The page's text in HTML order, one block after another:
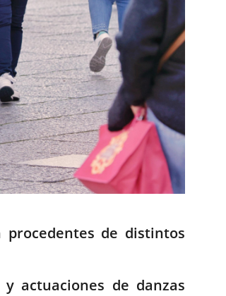
de distintos
actuaciones de danzas